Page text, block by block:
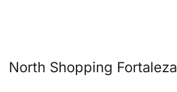
North Shopping Fortaleza